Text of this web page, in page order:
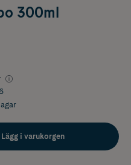
300ml
Lägg i varukorgen